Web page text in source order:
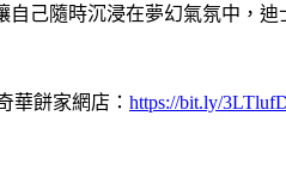
自己隨時沉浸在夢幻氣氛中，迪
華餅家網店： https://bit.ly/